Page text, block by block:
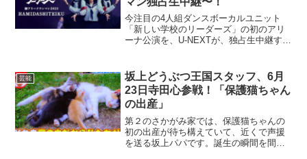
今注目の4人組ダンスボーカルユニット
「新しい学校のリーダーズ」の初のアリ
ーナ公演を、U-NEXTが、独占生中継する
パワフルなパフォーマンスを、ぜひU-
NEXTならで...
芸能
坂上どうぶつ王国スタッフ、6月
23日寺田心参戦！「保護猫ちゃん
の出産」
第２のさかがみ家では、保護猫ちゃんの
初の出産が待ち構えていて、近くで声援
を送る坂上パパです。誕生の瞬間を間近